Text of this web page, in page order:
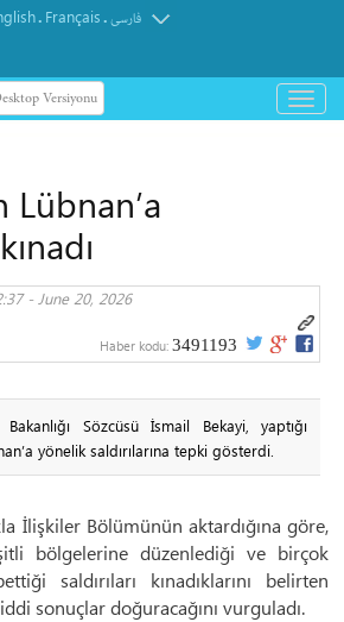
. Français.فارسی
Versiyonu
باز
و
Lübnan’a
- June 20, 2026
Haber kodu: 3491193
Sözcüsü İsmail Bekayi, yaptığı
yönelik saldırılarına tepki gösterdi.
İlişkiler Bölümünün aktardığına göre,
bölgelerine düzenlediği ve birçok
saldırıları kınadıklarını belirten
sonuçlar doğuracağını vurguladı.